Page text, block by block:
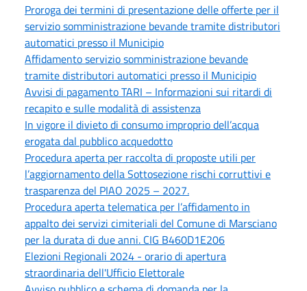
Proroga dei termini di presentazione delle offerte per il
servizio somministrazione bevande tramite distributori
automatici presso il Municipio
Affidamento servizio somministrazione bevande
tramite distributori automatici presso il Municipio
Avvisi di pagamento TARI – Informazioni sui ritardi di
recapito e sulle modalità di assistenza
In vigore il divieto di consumo improprio dell’acqua
erogata dal pubblico acquedotto
Procedura aperta per raccolta di proposte utili per
l’aggiornamento della Sottosezione rischi corruttivi e
trasparenza del PIAO 2025 – 2027.
Procedura aperta telematica per l’affidamento in
appalto dei servizi cimiteriali del Comune di Marsciano
per la durata di due anni. CIG B460D1E206
Elezioni Regionali 2024 - orario di apertura
straordinaria dell'Ufficio Elettorale